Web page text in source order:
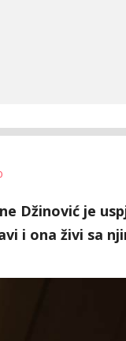
Džinović je
i ona živi sa